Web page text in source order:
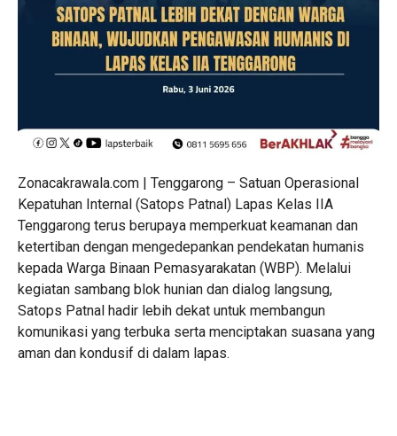
Zonacakrawala.com | Tenggarong – Satuan Operasional
Kepatuhan Internal (Satops Patnal) Lapas Kelas IIA
Tenggarong terus berupaya memperkuat keamanan dan
ketertiban dengan mengedepankan pendekatan humanis
kepada Warga Binaan Pemasyarakatan (WBP). Melalui
kegiatan sambang blok hunian dan dialog langsung,
Satops Patnal hadir lebih dekat untuk membangun
komunikasi yang terbuka serta menciptakan suasana yang
aman dan kondusif di dalam lapas.